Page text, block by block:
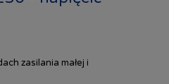
zasilania małej i